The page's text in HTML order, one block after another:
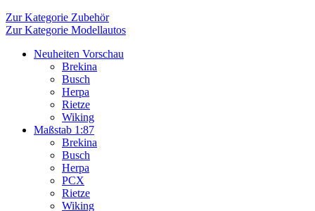
Zur Kategorie Zubehör
Zur Kategorie Modellautos
Neuheiten Vorschau
Brekina
Busch
Herpa
Rietze
Wiking
Maßstab 1:87
Brekina
Busch
Herpa
PCX
Rietze
Wiking